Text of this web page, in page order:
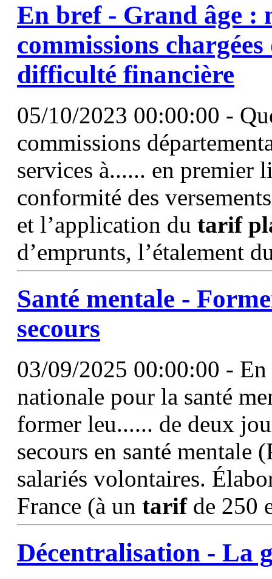
En bref - Grand âge :
commissions
difficulté financière
05/10/2023 00:00:00 -
commissions
services à...... en premier
conformité des
et l’application du tarif
d’emprunts, l’étalement
Santé mentale -
secours
03/09/2025 00:00:00 - En
nationale pour la santé
former leu...... de deux
secours en santé mentale
salariés volontaires.
France (à un tarifde 250
Décentralisation - La